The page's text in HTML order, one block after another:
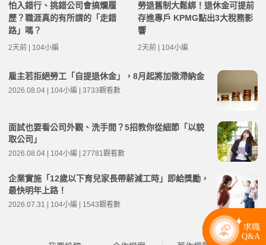
怕入錯行、挑錯公司會搞爛履
歷？職涯真的有所謂的「走錯
路」嗎？
2天前 | 104小編
勞退舊制大鬆綁！退休金可提前
存進專戶 KPMG點出3大稅務影
響
2天前 | 104小編
雇主若拒絕勞工「自提退休金」，8月起將加徵滯納金
2026.08.04 | 104小編 | 3733觀看數
面試也要看公司外觀、洗手間？5招教你從細節「以貌
取公司」
2026.08.04 | 104小編 | 27781觀看數
企業實施「12歲以下育兒家長帶薪減工時」即給獎勵，
最快明年上路！
2026.07.31 | 104小編 | 1543觀看數